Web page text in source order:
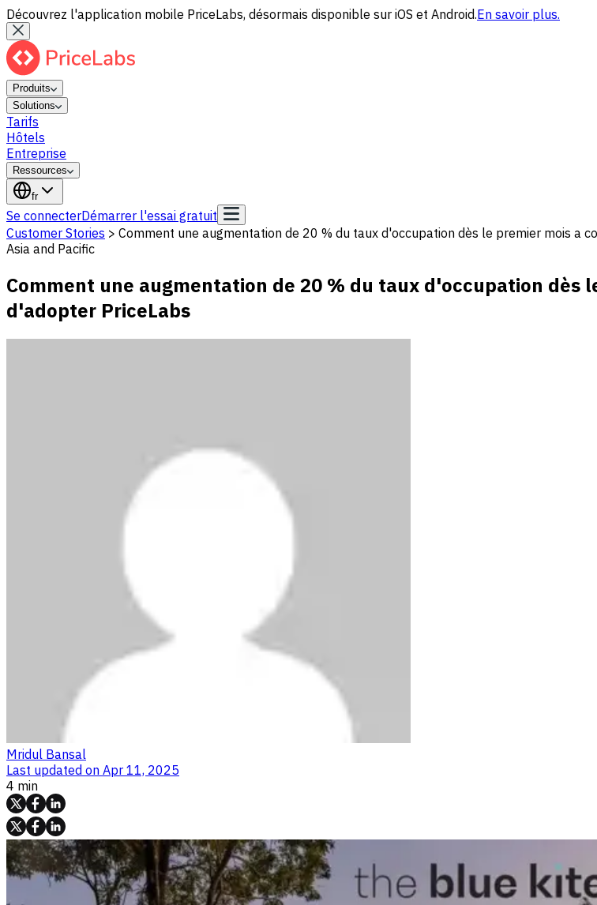
Découvrez l'application mobile PriceLabs, désormais disponible sur iOS et Android.En savoir plus.
Produits
Solutions
Tarifs
Hôtels
Entreprise
Ressources
fr
Se connecterDémarrer l'essai gratuit
Customer Stories > Comment une augmentation de 20 % du taux d'occupation dès le premier mois a
Asia and Pacific
Comment une augmentation de 20 % du taux d'occupation dès
d'adopter PriceLabs
Mridul Bansal
Last updated on Apr 11, 2025
4 min